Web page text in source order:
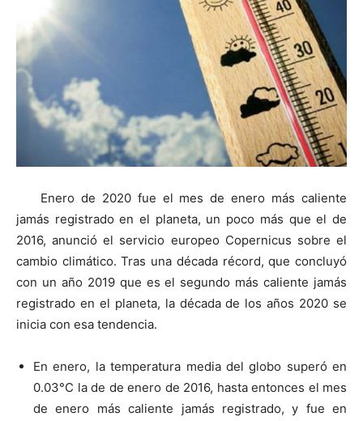
Enero de 2020 fue el mes de enero más caliente
jamás registrado en el planeta, un poco más que el de
2016, anunció el servicio europeo Copernicus sobre el
cambio climático. Tras una década récord, que concluyó
con un año 2019 que es el segundo más caliente jamás
registrado en el planeta, la década de los años 2020 se
inicia con esa tendencia.
En enero, la temperatura media del globo superó en
0.03°C la de de enero de 2016, hasta entonces el mes
de enero más caliente jamás registrado, y fue en